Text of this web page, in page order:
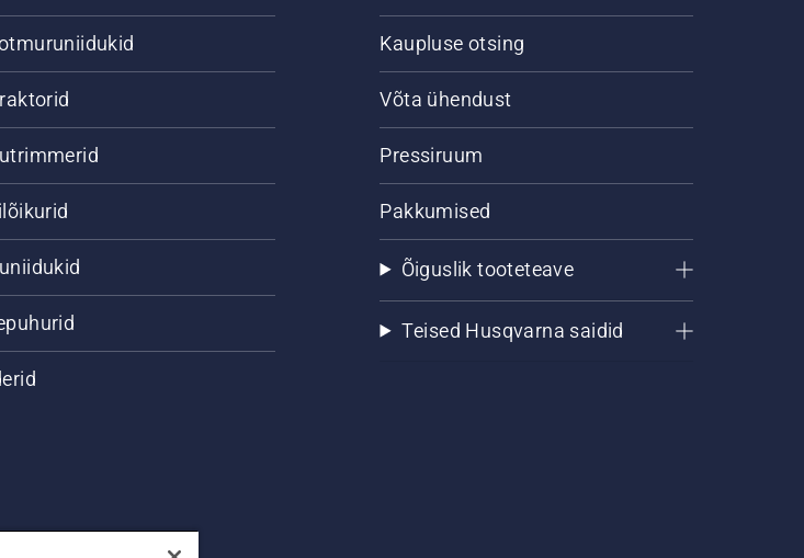
Kaupluse otsing
Võta ühendust
Pressiruum
Pakkumised
Õiguslik tooteteave
Teised Husqvarna saidid